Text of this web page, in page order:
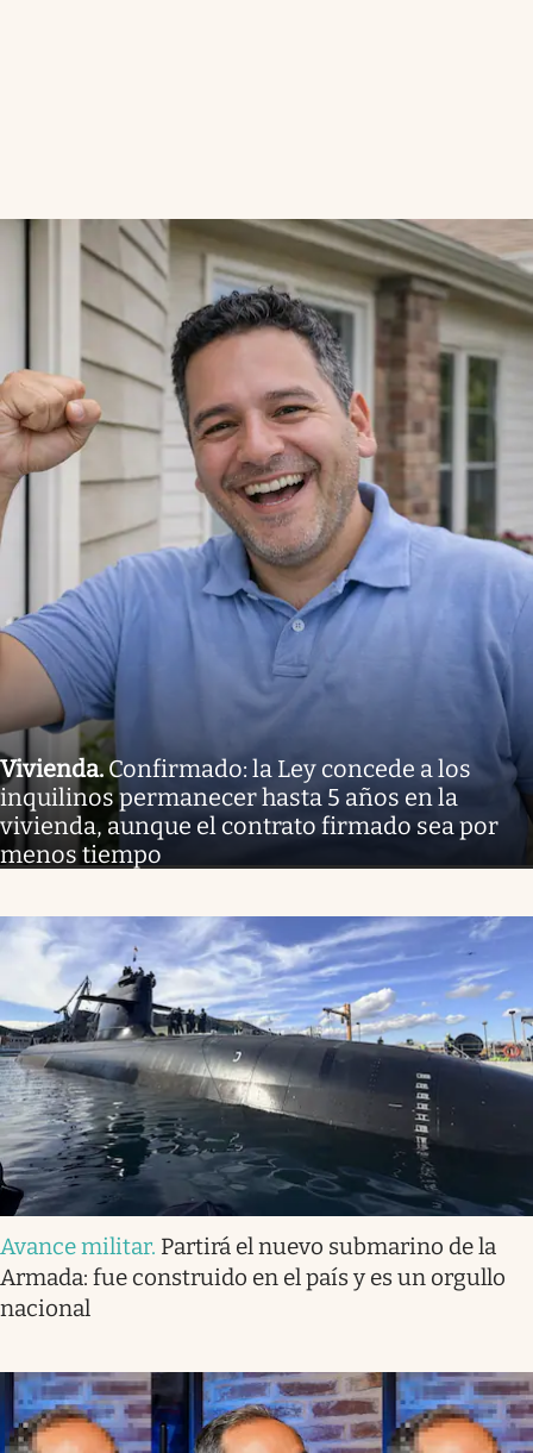
Vivienda.Confirmado: la Ley concede a los
inquilinos permanecer hasta 5 años en la
vivienda, aunque el contrato firmado sea por
menos tiempo
Avance militar. Partirá el nuevo submarino de la
Armada: fue construido en el país y es un orgullo
nacional